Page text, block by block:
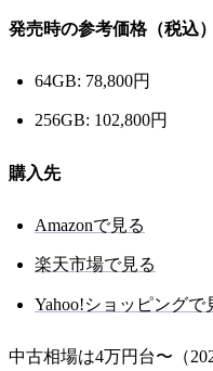
発売時の参考価格（税込）
64GB: 78,800円
256GB: 102,800円
購入先
Amazonで見る
楽天市場で見る
Yahoo!ショッピングで
中古相場は4万円台〜（